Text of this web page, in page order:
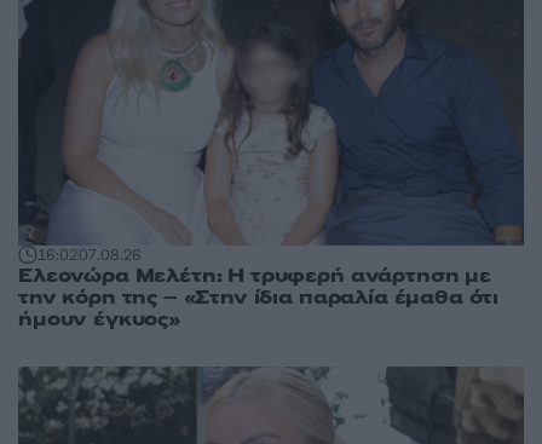
16:0207.08.26
Ελεονώρα Μελέτη: Η τρυφερή ανάρτηση με
την κόρη της – «Στην ίδια παραλία έμαθα ότι
ήμουν έγκυος»